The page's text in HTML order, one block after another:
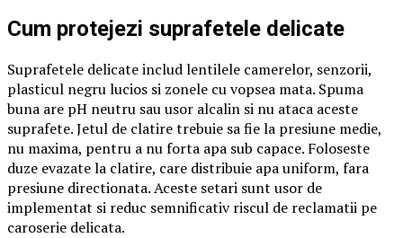
Cum protejezi suprafetele delicate
Suprafetele delicate includ lentilele camerelor, senzorii,
plasticul negru lucios si zonele cu vopsea mata. Spuma
buna are pH neutru sau usor alcalin si nu ataca aceste
suprafete. Jetul de clatire trebuie sa fie la presiune medie,
nu maxima, pentru a nu forta apa sub capace. Foloseste
duze evazate la clatire, care distribuie apa uniform, fara
presiune directionata. Aceste setari sunt usor de
implementat si reduc semnificativ riscul de reclamatii pe
caroserie delicata.